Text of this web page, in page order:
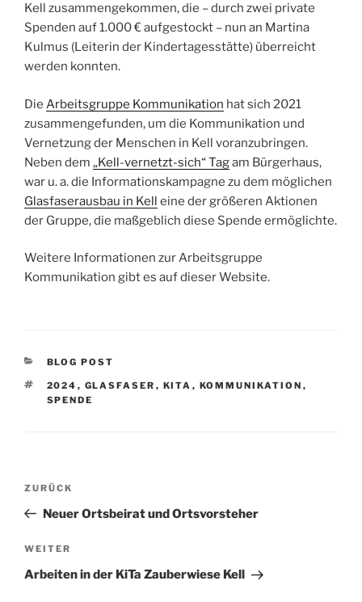
Kell zusammengekommen, die – durch zwei private
Spenden auf 1.000 € aufgestockt – nun an Martina
Kulmus (Leiterin der Kindertagesstätte) überreicht
werden konnten.
Die Arbeitsgruppe Kommunikation hat sich 2021
zusammengefunden, um die Kommunikation und
Vernetzung der Menschen in Kell voranzubringen.
Neben dem „Kell-vernetzt-sich“ Tagam Bürgerhaus,
war u. a. die Informationskampagne zu dem möglichen
Glasfaserausbau in Kell eine der größeren Aktionen
der Gruppe, die maßgeblich diese Spende ermöglichte.
Weitere Informationen zur Arbeitsgruppe
Kommunikation gibt es auf dieser Website.
KATEGORIEN
BLOG POST
SCHLAGWÖRTER
2024 , GLASFASER , KITA , KOMMUNIKATION ,
SPENDE
Beitragsnavigation
Vorheriger
Beitrag
ZURÜCK
Neuer Ortsbeirat und Ortsvorsteher
Nächster
Beitrag
WEITER
Arbeiten in der KiTa Zauberwiese Kell